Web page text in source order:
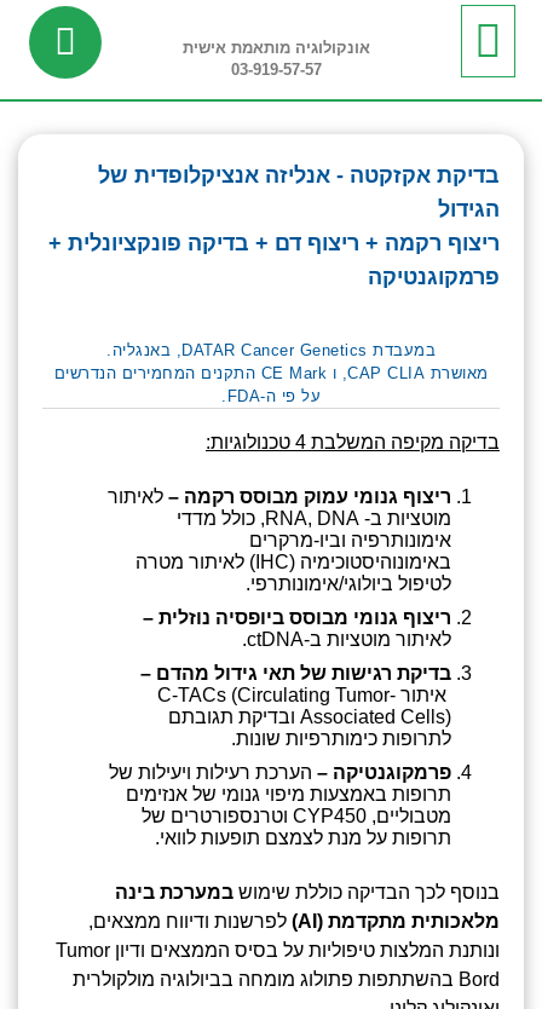
אונקולוגיה מותאמת אישית
03-919-57-57
בדיקת אקזקטה - אנליזה אנציקלופדית של
הגידול
ריצוף רקמה + ריצוף דם + בדיקה פונקציונלית +
פרמקוגנטיקה
במעבדת DATAR Cancer Genetics, באנגליה.
מאושרת CAP CLIA, ו CE Mark התקנים המחמירים הנדרשים
על פי ה-FDA.
בדיקה מקיפה המשלבת 4 טכנולוגיות:
ריצוף גנומי עמוק מבוסס רקמה – לאיתור
מוטציות ב- RNA, DNA, כולל מדדי
אימונותרפיה וביו-מרקרים
באימונוהיסטוכימיה (IHC) לאיתור מטרה
לטיפול ביולוגי/אימונותרפי.
ריצוף גנומי מבוסס ביופסיה נוזלית –
לאיתור מוטציות ב-ctDNA.
בדיקת רגישות של תאי גידול מהדם –
איתור C-TACs (Circulating Tumor-
Associated Cells) ובדיקת תגובתם
לתרופות כימותרפיות שונות.
פרמקוגנטיקה – הערכת רעילות ויעילות של
תרופות באמצעות מיפוי גנומי של אנזימים
מטבוליים, CYP450 וטרנספורטרים של
תרופות על מנת לצמצם תופעות לוואי.
בנוסף לכך הבדיקה כוללת שימוש במערכת בינה
מלאכותית מתקדמת ( AI
) לפרשנות ודיווח ממצאים,
ונותנת המלצות טיפוליות על בסיס הממצאים ודיון Tumor
Bord בהשתתפות פתולוג מומחה בביולוגיה מולקולרית